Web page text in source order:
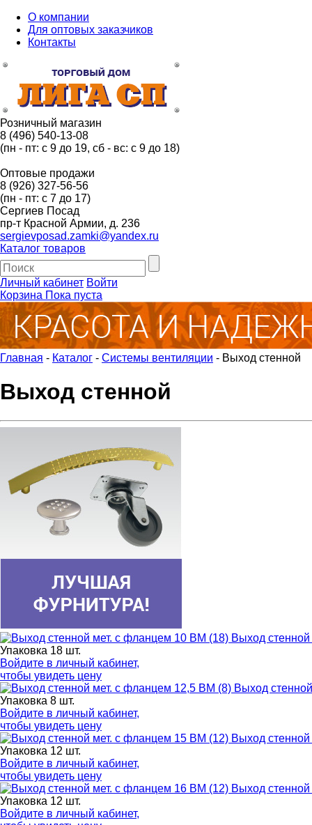
О компании
Для оптовых заказчиков
Контакты
Розничный магазин
8 (496) 540-13-08
(пн - пт: с 9 до 19, сб - вс: с 9 до 18)
Оптовые продажи
8 (926) 327-56-56
(пн - пт: с 7 до 17)
Сергиев Посад
пр-т Красной Армии, д. 236
sergievposad.zamki@yandex.ru
Каталог товаров
Личный кабинет Войти
Корзина Пока пуста
Главная - Каталог - Системы вентиляции - Выход стенной
Выход стенной
Выход
Упаковка 18 шт.
Войдите в личный кабинет,
чтобы увидеть цену
Выход
Упаковка 8 шт.
Войдите в личный кабинет,
чтобы увидеть цену
Выход
Упаковка 12 шт.
Войдите в личный кабинет,
чтобы увидеть цену
Выход
Упаковка 12 шт.
Войдите в личный кабинет,